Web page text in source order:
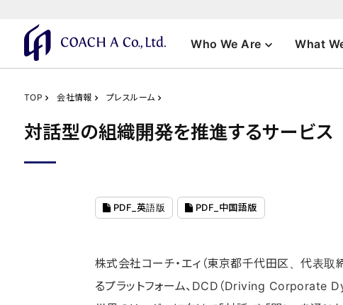
Who We Are What
TOP 会社情報 プレスルーム
対話型の組織開発を推進するサービ
PDF_英語版 PDF_中国語版
株式会社コーチ・エィ（東京都千代田区、代表
るプラットフォーム、DCD（Driving Corporate